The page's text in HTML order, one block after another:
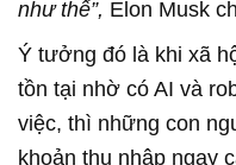
như thế”, Elon Musk
Ý tưởng đó là khi xã
tồn tại nhờ có AI và
việc, thì những con
khoản thu nhập ngay